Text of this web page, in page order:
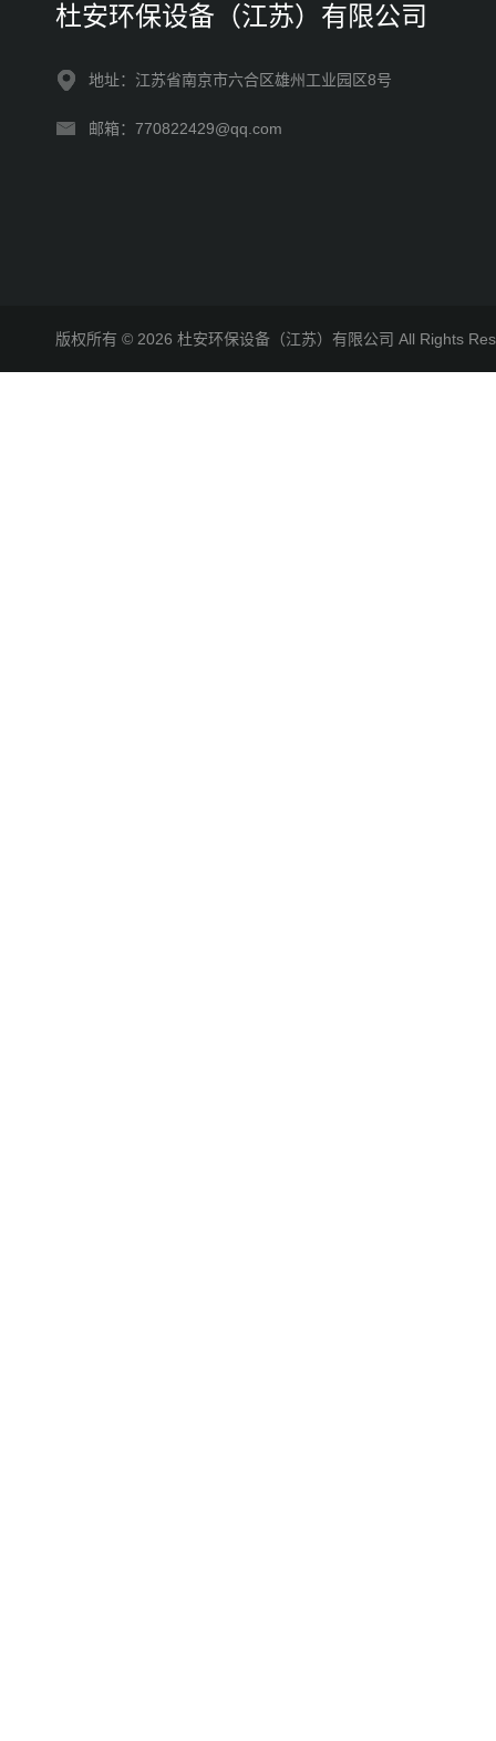
杜安环保设备（江苏）有限公司
地址：江苏省南京市六合区雄州工业园区8号
邮箱：770822429@qq.com
版权所有 © 2026 杜安环保设备（江苏）有限公司 All Rights